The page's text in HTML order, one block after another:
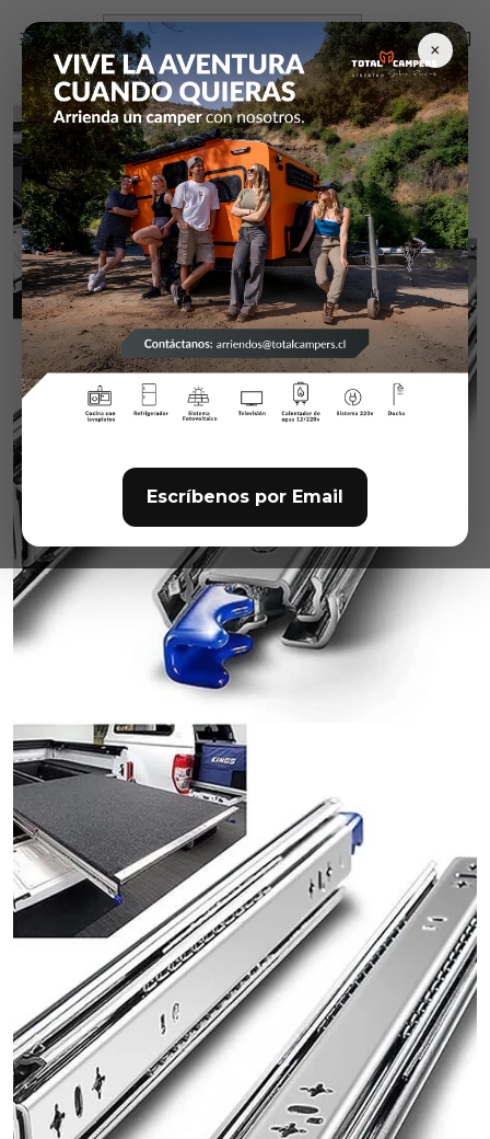
×
Escríbenos por Email
Inicio Campers y equipamiento
Rieles Heavy Duty
Par Rieles Heavy Duty D2053/con Bloqueo 75 Cm.